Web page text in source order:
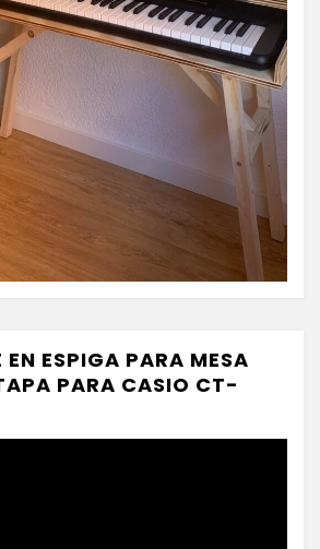
EN ESPIGA PARA MESA
PARA CASIO CT-